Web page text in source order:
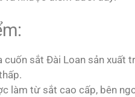
cuốn sắt Đài Loan sản xuất
làm từ sắt cao cấp, bên